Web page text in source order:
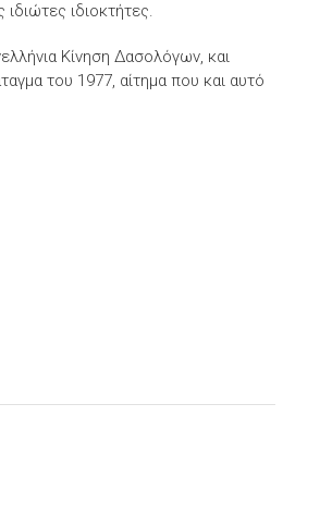
ιδιοκτήτες.
Κίνηση Δασολόγων, και
του 1977, αίτημα που και αυτό